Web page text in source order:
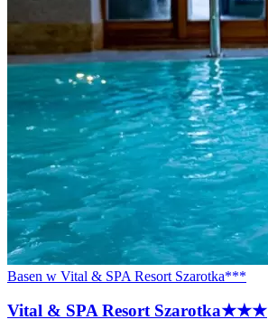
Basen w Vital & SPA Resort Szarotka***
Vital & SPA Resort Szarotka★★★